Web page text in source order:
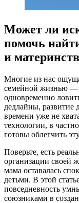
Может ли
помочь
и
Многие из нас
семейной жизнью —
одновременно
дедлайны, развитие
времени уже не
технологии, в
готовы облегчить
Поверьте, есть
организации своей
мама оставалась
детьми. В этой
повседневность
союзниками в